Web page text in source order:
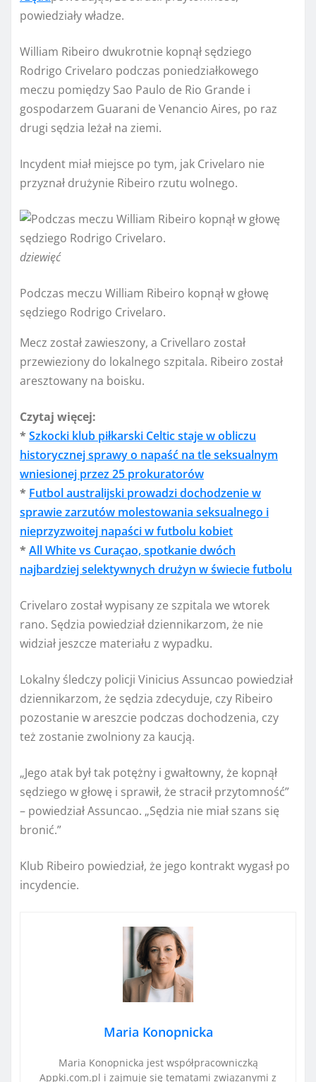
powiedziały władze.
William Ribeiro dwukrotnie kopnął sędziego
Rodrigo Crivelaro podczas poniedziałkowego
meczu pomiędzy Sao Paulo de Rio Grande i
gospodarzem Guarani de Venancio Aires, po raz
drugi sędzia leżał na ziemi.
Incydent miał miejsce po tym, jak Crivelaro nie
przyznał drużynie Ribeiro rzutu wolnego.
dziewięć
Podczas meczu William Ribeiro kopnął w głowę
sędziego Rodrigo Crivelaro.
Mecz został zawieszony, a Crivellaro został
przewieziony do lokalnego szpitala. Ribeiro został
aresztowany na boisku.
Czytaj więcej:
* Szkocki klub piłkarski Celtic staje w obliczu
historycznej sprawy o napaść na tle seksualnym
wniesionej przez 25 prokuratorów
* Futbol australijski prowadzi dochodzenie w
sprawie zarzutów molestowania seksualnego i
nieprzyzwoitej napaści w futbolu kobiet
* All White vs Curaçao, spotkanie dwóch
najbardziej selektywnych drużyn w świecie futbolu
Crivelaro został wypisany ze szpitala we wtorek
rano. Sędzia powiedział dziennikarzom, że nie
widział jeszcze materiału z wypadku.
Lokalny śledczy policji Vinicius Assuncao powiedział
dziennikarzom, że sędzia zdecyduje, czy Ribeiro
pozostanie w areszcie podczas dochodzenia, czy
też zostanie zwolniony za kaucją.
„Jego atak był tak potężny i gwałtowny, że kopnął
sędziego w głowę i sprawił, że stracił przytomność”
– powiedział Assuncao. „Sędzia nie miał szans się
bronić.”
Klub Ribeiro powiedział, że jego kontrakt wygasł po
incydencie.
Maria Konopnicka
Maria Konopnicka jest współpracowniczką
Appki.com.pl i zajmuje się tematami związanymi z